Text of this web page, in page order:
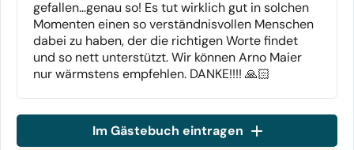
gefallen…genau so! Es tut wirklich gut in solchen
Momenten einen so verständnisvollen Menschen
dabei zu haben, der die richtigen Worte findet
und so nett unterstützt. Wir können Arno Maier
nur wärmstens empfehlen. DANKE!!!! 🙏🏻
Im Gästebuch eintragen